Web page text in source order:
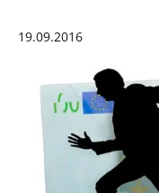
19.09.2016